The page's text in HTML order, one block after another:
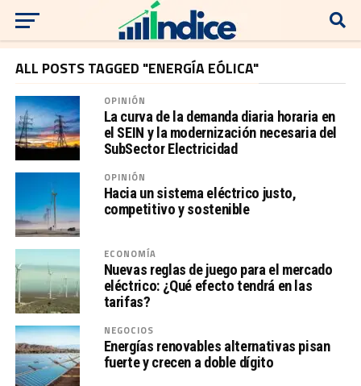
ALL POSTS TAGGED "ENERGÍA EÓLICA"
OPINIÓN
La curva de la demanda diaria horaria en
el SEIN y la modernización necesaria del
SubSector Electricidad
OPINIÓN
Hacia un sistema eléctrico justo,
competitivo y sostenible
ECONOMÍA
Nuevas reglas de juego para el mercado
eléctrico: ¿Qué efecto tendrá en las
tarifas?
NEGOCIOS
Energías renovables alternativas pisan
fuerte y crecen a doble dígito